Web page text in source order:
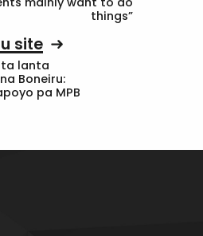
things”
site
lanta
Boneiru:
pa MPB